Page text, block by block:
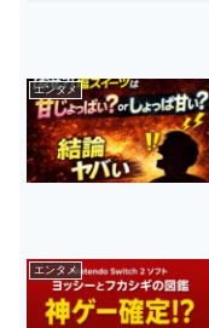
エンタメ
エンタメ